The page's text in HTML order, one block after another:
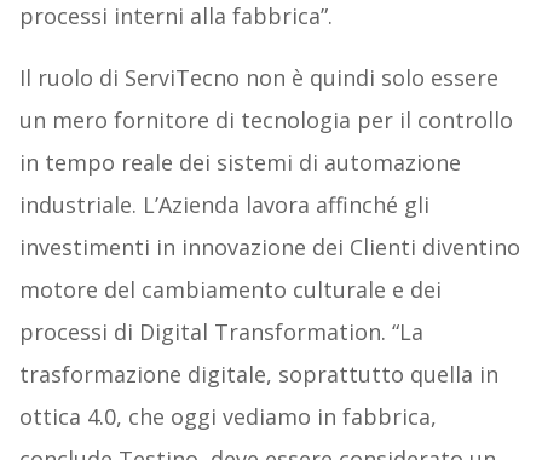
processi interni alla fabbrica”.
Il ruolo di ServiTecno non è quindi solo essere
un mero fornitore di tecnologia per il controllo
in tempo reale dei sistemi di automazione
industriale. L’Azienda lavora affinché gli
investimenti in innovazione dei Clienti diventino
motore del cambiamento culturale e dei
processi di Digital Transformation. “La
trasformazione digitale, soprattutto quella in
ottica 4.0, che oggi vediamo in fabbrica,